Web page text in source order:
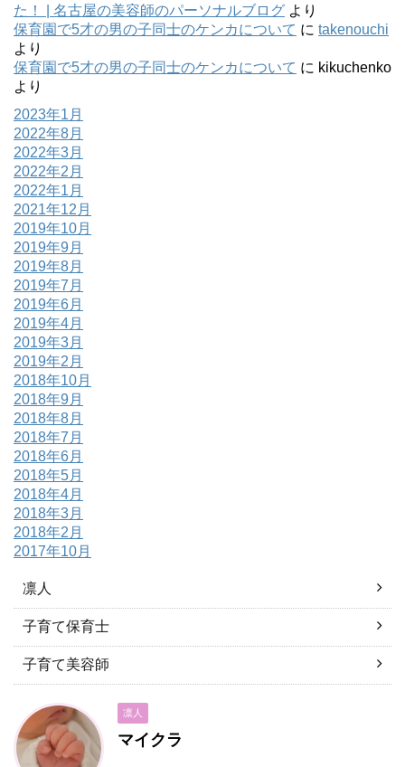
た！ | 名古屋の美容師のパーソナルブログ より
保育園で5才の男の子同士のケンカについて に takenouchi
より
保育園で5才の男の子同士のケンカについて に kikuchenko
より
2023年1月
2022年8月
2022年3月
2022年2月
2022年1月
2021年12月
2019年10月
2019年9月
2019年8月
2019年7月
2019年6月
2019年4月
2019年3月
2019年2月
2018年10月
2018年9月
2018年8月
2018年7月
2018年6月
2018年5月
2018年4月
2018年3月
2018年2月
2017年10月
凛人
子育て保育士
子育て美容師
凛人
マイクラ